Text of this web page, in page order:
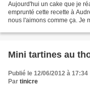
Aujourd'hui un cake que je
emprunté cette recette à
nous l'aimons comme ça. Je
Mini tartines au
Publié le 12/06/2012 à 17:34
Par tinicre